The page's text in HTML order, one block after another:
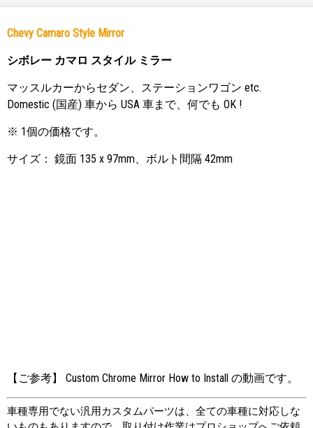
Chevy Camaro Style Mirror
シボレー カマロ スタイル ミラー
マッスルカーからセダン、ステーションワゴン etc.
Domestic (国産) 車から USA 車まで、何でも OK !
※ 1個の価格です。
サイズ： 鏡面 135 x 97mm、ボルト間隔 42mm
【ご参考】 Custom Chrome Mirror How to Install の動画です。
車種専用でない汎用カスタムパーツは、全ての車種に対応しな